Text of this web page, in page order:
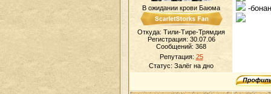
В ожидании крови Баюма
Откуда: Тили-Тире-Трямдия
Регистрация: 30.07.06
Сообщений: 368
Репутация: 25
Статус: Залёг на дно
-